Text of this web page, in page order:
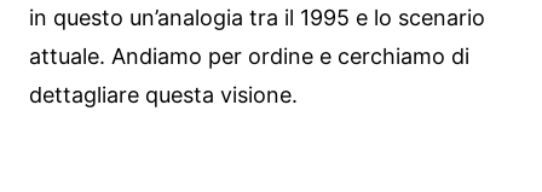
in questo un’analogia tra il 1995 e lo scenario
attuale. Andiamo per ordine e cerchiamo di
dettagliare questa visione.